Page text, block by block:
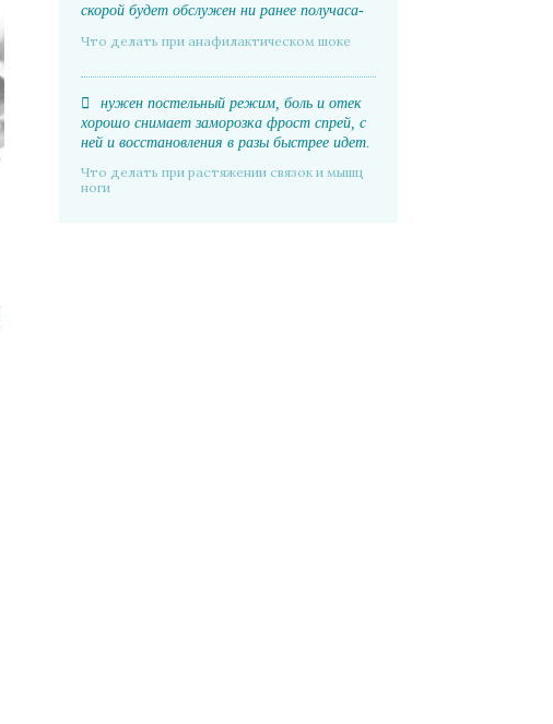
скорой будет обслужен ни ранее получаса-
Что делать при анафилактическом шоке
нужен постельный режим, боль и отек
хорошо снимает заморозка фрост спрей, с
ней и восстановления в разы быстрее идет.
Что делать при растяжении связок и мышц
ноги